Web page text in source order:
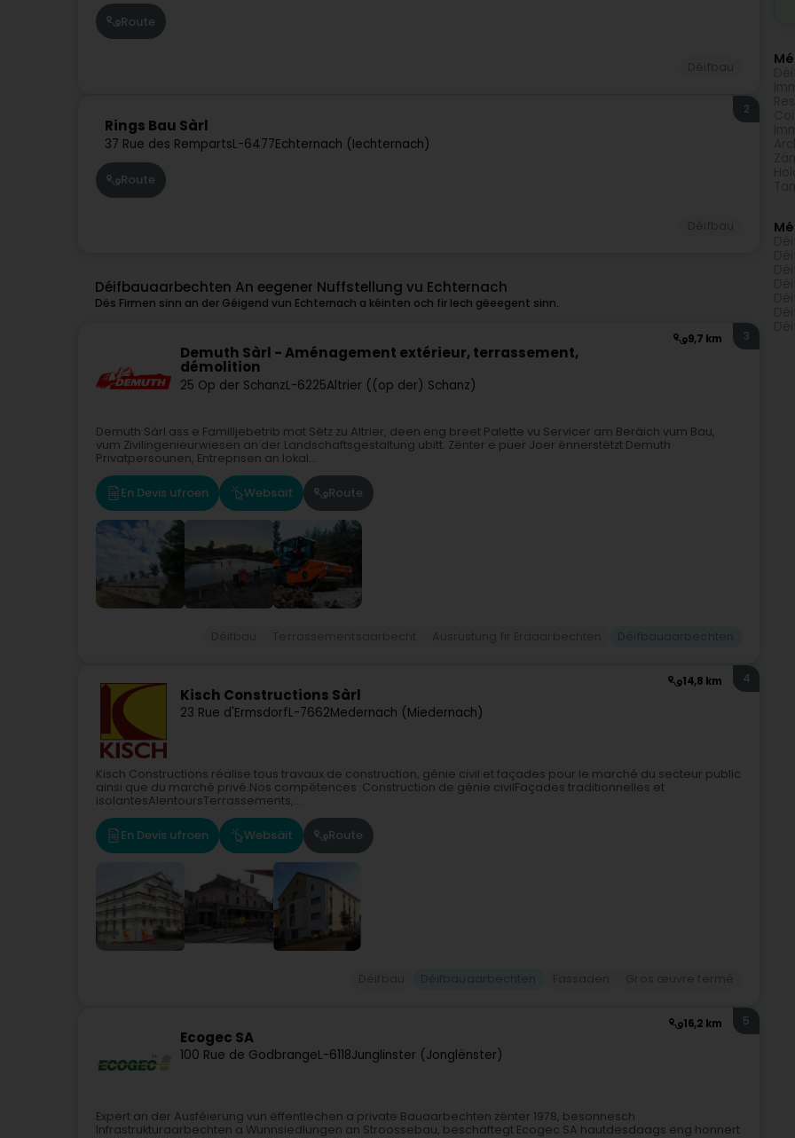
Route
Rings Bau Sàrl
37 Rue des RempartsL-6477Echternach (Iechternach)
2
Route
Déifbauaarbechten An eegener Nuffstellung vu Echternach
Dës Firmen sinn an der Géigend vun Echternach a kéinten och fir Iech gëeegent sinn.
9,7 km
Demuth Sàrl - Aménagement extérieur, terrassement,
démolition
25 Op der SchanzL-6225Altrier ((op der) Schanz)
3
Demuth Sàrl ass e Familljebetrib mat Sëtz zu Altrier, deen eng breet Palette vu Servicer am Beräich vum Bau,
vum Zivilingenieurwiesen an der Landschaftsgestaltung ubitt. Zënter e puer Joer ënnerstëtzt Demuth
Privatpersounen, Entreprisen an lokal...
En Devis ufroen Websäit Route
14,8 km
Kisch Constructions Sàrl
23 Rue d'ErmsdorfL-7662Medernach (Miedernach)
4
Kisch Constructions réalise tous travaux de construction, génie civil et façades pour le marché du secteur public
ainsi que du marché privé.Nos compétences :Construction de génie civilFaçades traditionnelles et
isolantesAlentoursTerrassements,...
En Devis ufroen Websäit Route
16,2 km
Ecogec SA
100 Rue de GodbrangeL-6118Junglinster (Jonglënster)
5
Expert an der Ausféierung vun ëffentlechen a private Bauaarbechten zënter 1978, besonnesch
Infrastrukturaarbechten a Wunnsiedlungen an Stroossebau, beschäftegt Ecogec SA hautdesdaags eng honnert